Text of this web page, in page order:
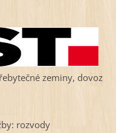
zeminy, dovoz
rozvody